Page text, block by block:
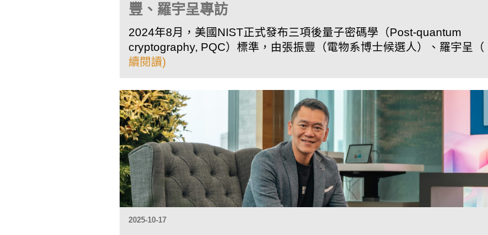
豐、羅宇呈專訪
2024年8月，美國NIST正式發布三項後量子密碼學（Post-quantum
cryptography, PQC）標準，由張振豐（電物系博士候選人）、羅宇呈（
續閱讀)
2025-10-17